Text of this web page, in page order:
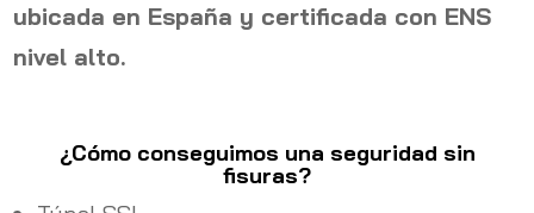
ubicada en España y certificada con ENS
nivel alto.
¿Cómo conseguimos una seguridad sin
fisuras?